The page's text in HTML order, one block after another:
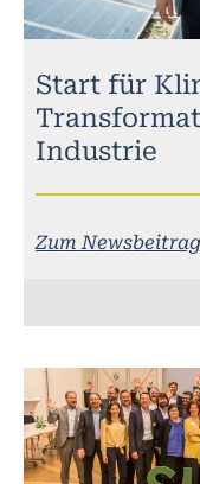
Start für
Industrie
Zum